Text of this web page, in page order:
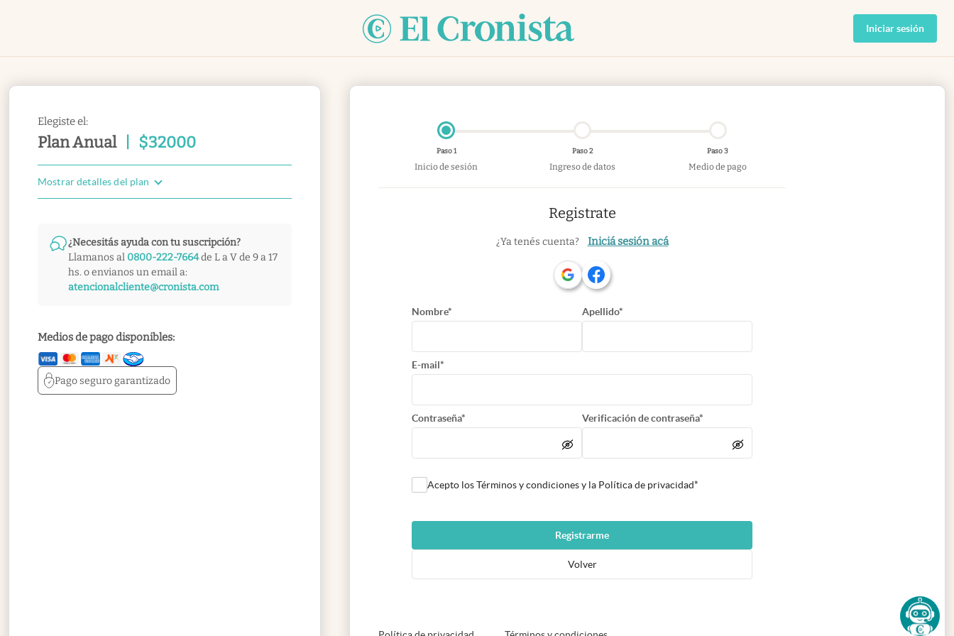
Iniciar sesión
Elegiste el:
Plan Anual $32000
Mostrar detalles del plan
¿Necesitás ayuda con tu suscripción?
Llamanos al 0800-222-7664de L a V de 9 a 17
hs. o envianos un email a:
atencionalcliente@cronista.com
Medios de pago disponibles:
Pago segurogarantizado
Paso 1
Inicio de sesión
Paso 2
Ingreso de datos
Paso 3
Medio de pago
Registrate
¿Ya tenés cuenta? Iniciá sesión acá
Nombre* Apellido*
E-mail*
Contraseña* Verificación de contraseña*
Acepto los Términos y condiciones y la Política de privacidad*
Registrarme
Volver